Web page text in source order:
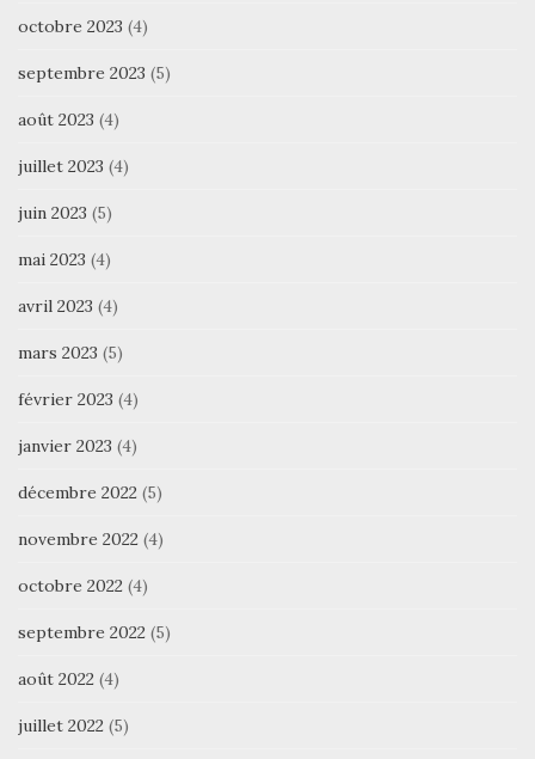
octobre 2023 (4)
septembre 2023 (5)
août 2023 (4)
juillet 2023 (4)
juin 2023 (5)
mai 2023 (4)
avril 2023 (4)
mars 2023 (5)
février 2023 (4)
janvier 2023 (4)
décembre 2022 (5)
novembre 2022 (4)
octobre 2022 (4)
septembre 2022 (5)
août 2022 (4)
juillet 2022 (5)